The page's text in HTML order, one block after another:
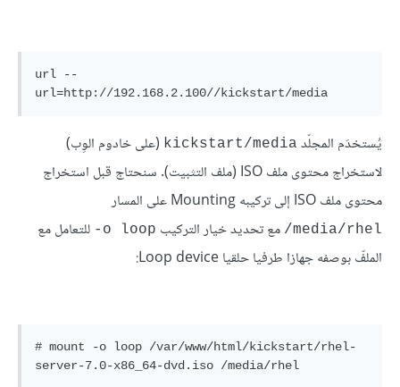
url --
يُستخدَم المجلّد kickstart/media (على خادوم الوِب)
لاستخراج محتوى ملف ISO (ملف التثبيت). سنحتاج قبل استخراج
محتوى ملف ISO إلى تركيبه Mounting على المسار
media/rhel/ مع تحديد خيار التركيب o loop-
للتعامل مع
الملفّ بوصفه جهازا طرفيا حلقيا Loop device:
# mount -o loop /var/www/html/kickstart/rhel-